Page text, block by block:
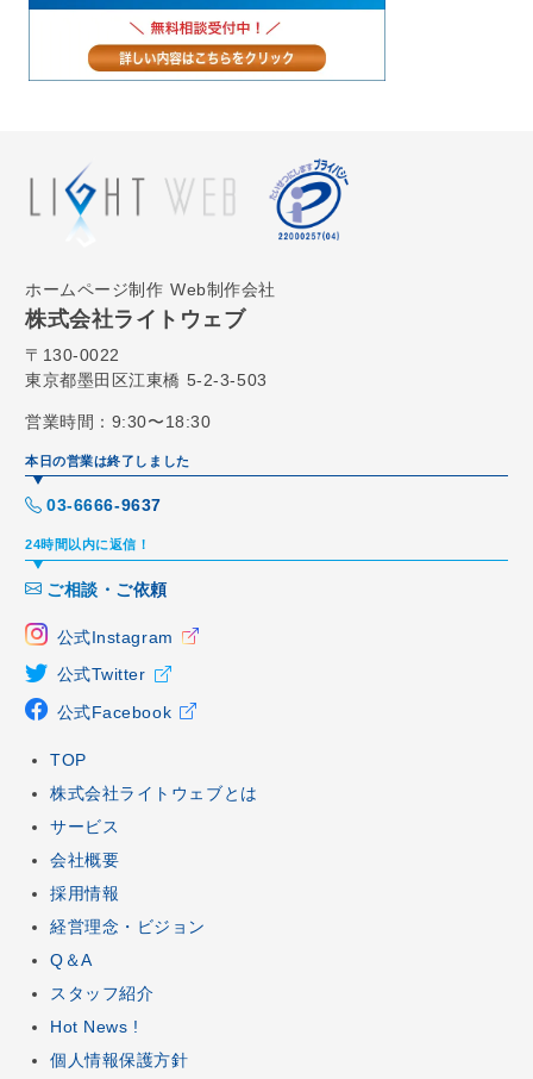
ホームページ制作 Web制作会社
株式会社ライトウェブ
〒130-0022
東京都墨田区江東橋 5-2-3-503
営業時間：9:30〜18:30
本日の営業は終了しました
03-6666-9637
24時間以内に返信！
ご相談・ご依頼
公式Instagram
公式Twitter
公式Facebook
TOP
株式会社ライトウェブとは
サービス
会社概要
採用情報
経営理念・ビジョン
Q＆A
スタッフ紹介
Hot News !
個人情報保護方針